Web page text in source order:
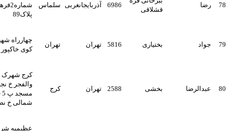
قشلاقی
6986 آذربایجانغربی سلماس
شماره2فرهنگیان-خ دانش
بختیاری 5816 تهران تهران
چهارراه شهید مدنی خ فتاحی
کوی خاکپور پ 40
بخشی 2588 تهران کرج
کرج شهرک شهید فهمیده خ
والفجر خ نجاری روبروی
مسجد پ 5 - تهران خ کارگر
شمالی خ نصرت پ 100
عظیمیه شرقی - م بهارستان -